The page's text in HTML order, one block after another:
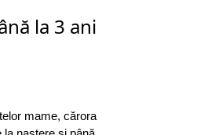
la 3 ani
mame, cărora